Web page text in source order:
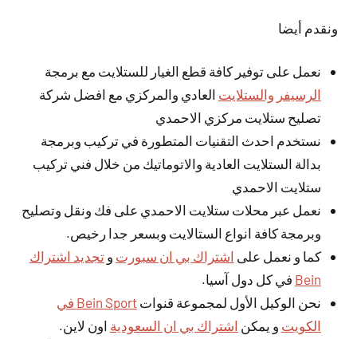
ونقدم أيضا
نعمل على توفير كافة قطع الغيار للستلايت مع برمجة
الرسيفر والستلايت العادي والمركزي مع افضل شركة
تصليح ستلايت مركزي الاحمدي
نستخدم احدث التقنيات المتطورة في تركيب وبرمجة
بدالة الستلايت العادية والاتوماتيك من خلال فني تركيب
ستلايت الاحمدي
نعمل عبر محلات ستلايت الاحمدي على فك ونقل وتصليح
وبرمجة كافة انواع الستالايت وبسعر جدا رخيص.
كما و نعمل على اشتراك بي ان سبورت وتجديد اشتراك
Bein في كل دول آسيا.
نحن الوكيل الأول لمجموعة قنوات
Bein Sport في
الكويت و يمكن اشتراك بي ان السعودية اون لاين.